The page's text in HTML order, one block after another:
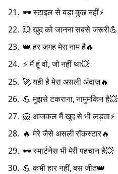
🕶️ स्टाइल से बड़ा कुछ नहीं⚡
💥 खुद को जानना सबसे जरूरी💪
👑 हर जगह मेरा नाम है🔥
⚡ मैं हूं वो, जो नहीं था💥
🚀 यही है मेरा असली अंदाज़🔥
💪 मुझसे टकराना, नामुमकिन है💥
🦁 आजकल मैं खुद से भी लड़ता⚡
🔥 मेरे जैसे असली रॉकस्टार🔥
🕶️ स्मार्टनेस भी मेरी पहचान है💥
💪 कभी हार नहीं, बस जीत👑